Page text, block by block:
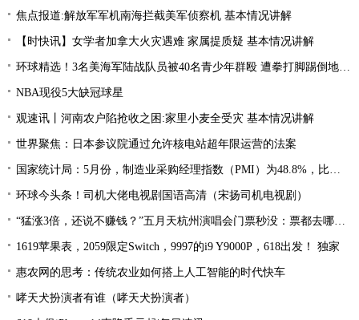
焦点报道:解放军军机南海拦截美军侦察机 基本情况讲解
【时快讯】女学者加拿大火灾遇难 家属提质疑 基本情况讲解
环球精选！3名美海军陆战队员被40名青少年群殴 遭拳打脚踢倒地不起
NBA现役5大缺冠球星
观速讯丨河南农户陷抢收之困:家里小麦全受灾 基本情况讲解
世界聚焦：日本参议院通过允许核电站超年限运营的法案
国家统计局：5月份，制造业采购经理指数（PMI）为48.8%，比上月下降0.4个百分点，低于临界点，制造业景气水平小幅回落
环球今头条！司机大佬电视剧国语高清（宋扬司机电视剧）
“猛涨3倍，还说不赚钱？”五月天杭州演唱会门票秒没：票都去哪了？
1619苹果表，2059限定Switch，9997的i9 Y9000P，618出发！ 独家
惠农网的思考：传统农业如何搭上人工智能的时代快车
哮天犬扮演者有谁（哮天犬扮演者）